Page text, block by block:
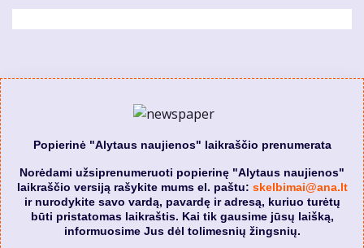
Popierinė "Alytaus naujienos" laikraščio prenumerata
Norėdami užsiprenumeruoti popierinę "Alytaus naujienos"
laikraščio versiją rašykite mums el. paštu: skelbimai@ana.lt
ir nurodykite savo vardą, pavardę ir adresą, kuriuo turėtų
būti pristatomas laikraštis. Kai tik gausime jūsų laišką,
informuosime Jus dėl tolimesnių žingsnių.